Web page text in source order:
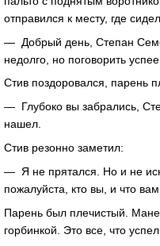
отправился к месту, где
— Добрый день, Степан
недолго, но поговорить
Стив поздоровался, парень
— Глубоко вы забрались,
нашел.
Стив резонно заметил:
— Я не прятался. Но и не
пожалуйста, кто вы, и что
Парень был плечистый.
горбинкой. Это все, что